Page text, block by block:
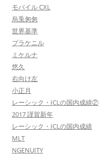
モバイル CXL
烏兎匆匆
世界基準
プラケニル
ミケルナ
悠久
右向け左
小正月
レーシック・ICLの国内成績②
2017 謹賀新年
レーシック・ICLの国内成績
MLT
NGENUITY